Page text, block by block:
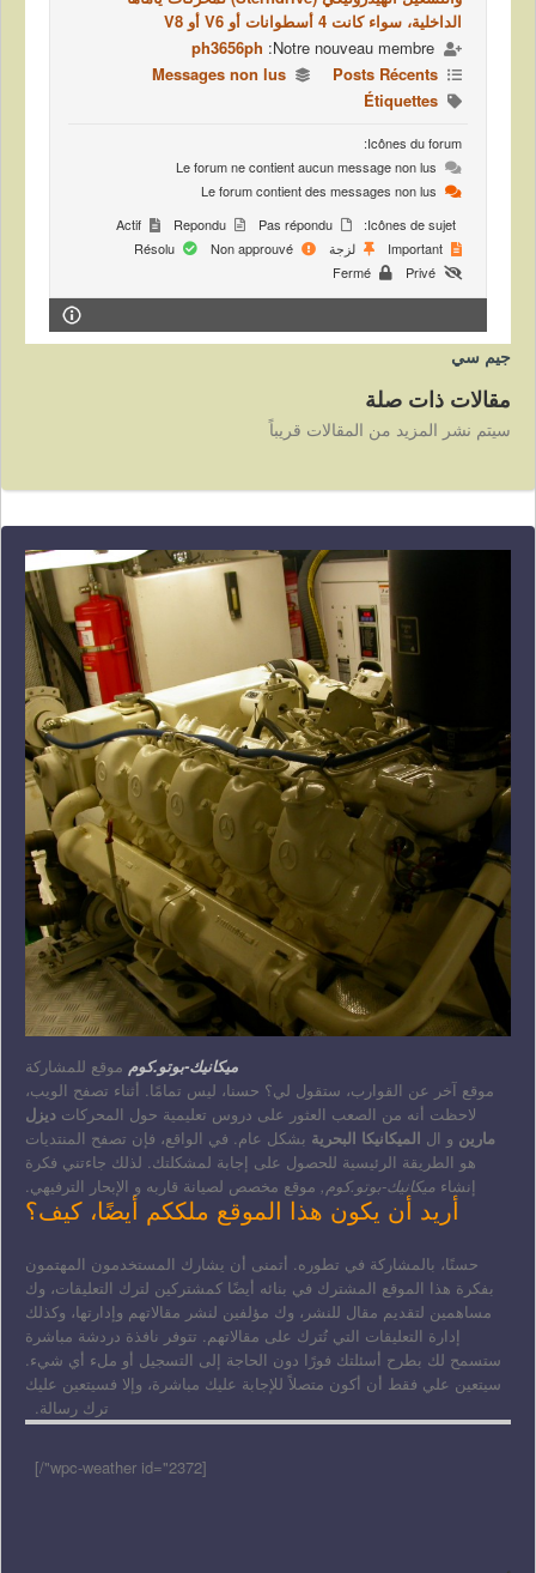
الداخلية، سواء كانت 4 أسطوانات أو V6 أو V8
ph3656ph
Posts Récents
Messages non lus
Étiquettes
Icônes du forum:
Icônes de sujet:
لزجة
جيم سي
مقالات ذات صلة
سيتم نشر المزيد من المقالات قريباً
ميكانيك-بوتو.كوم موقع للمشاركة
موقع آخر عن القوارب، ستقول لي؟ حسنا، ليس تمامًا. أثناء تصفح الويب،
لاحظت أنه من الصعب العثور على دروس تعليمية حول المحركات ديزل
مارين و ال الميكانيكا البحرية بشكل عام. في الواقع، فإن تصفح المنتديات
هو الطريقة الرئيسية للحصول على إجابة لمشكلتك. لذلك جاءتني فكرة
إنشاء ميكانيك-بوتو.كوم, موقع مخصص لصيانة قاربه و الإبحار الترفيهي.
أريد أن يكون هذا الموقع ملككم أيضًا، كيف؟
حسنًا، بالمشاركة في تطوره. أتمنى أن يشارك المستخدمون المهتمون
بفكرة هذا الموقع المشترك في بنائه أيضًا كمشتركين لترك التعليقات، وك
مساهمين لتقديم مقال للنشر، وك مؤلفين لنشر مقالاتهم وإدارتها، وكذلك
إدارة التعليقات التي تُترك على مقالاتهم. تتوفر نافذة دردشة مباشرة
ستسمح لك بطرح أسئلتك فورًا دون الحاجة إلى التسجيل أو ملء أي شيء.
سيتعين علي فقط أن أكون متصلاً للإجابة عليك مباشرة، وإلا فسيتعين عليك
ترك رسالة.
[wpc-weather id="2372"/]